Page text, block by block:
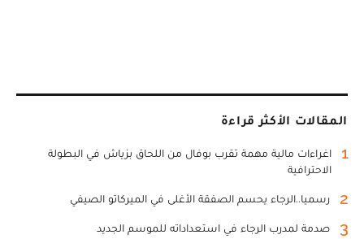
المقالات الأكثر قراءة
1
اغراءات مالية مهمة تقرب بوفال من اللحاق بزياش في البطولة
الاحترافية
2 رسميا..الرجاء يحسم الصفقة الأغلى في الميركاتو الصيفي
3 صدمة لمدرب الرجاء في استعداداته للموسم الجديد